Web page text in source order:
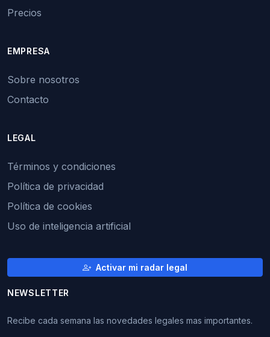
Precios
EMPRESA
Sobre nosotros
Contacto
LEGAL
Términos y condiciones
Política de privacidad
Política de cookies
Uso de inteligencia artificial
Activar mi radar legal
NEWSLETTER
Recibe cada semana las novedades legales mas importantes.